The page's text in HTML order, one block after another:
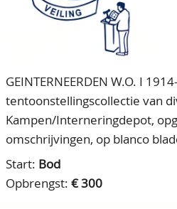
GEINTERNEERDEN W.O. I
tentoonstellingscollectie van
Kampen/Interneringdepot,
omschrijvingen, op blanco
Start: Bod
Opbrengst: € 300